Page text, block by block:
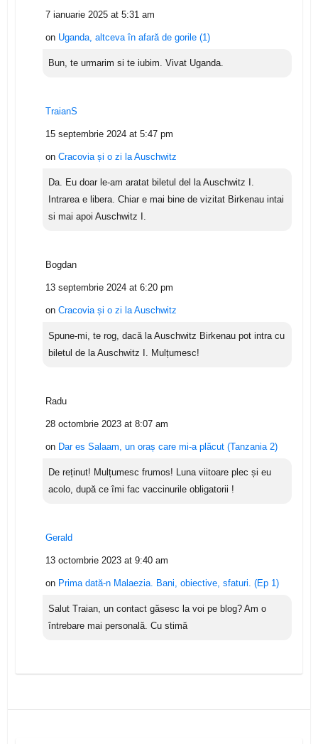
7 ianuarie 2025 at 5:31 am
on Uganda, altceva în afară de gorile (1)
Bun, te urmarim si te iubim. Vivat Uganda.
TraianS
15 septembrie 2024 at 5:47 pm
on Cracovia și o zi la Auschwitz
Da. Eu doar le-am aratat biletul del la Auschwitz I.
Intrarea e libera. Chiar e mai bine de vizitat Birkenau intai
si mai apoi Auschwitz I.
Bogdan
13 septembrie 2024 at 6:20 pm
on Cracovia și o zi la Auschwitz
Spune-mi, te rog, dacă la Auschwitz Birkenau pot intra cu
biletul de la Auschwitz I. Mulțumesc!
Radu
28 octombrie 2023 at 8:07 am
on Dar es Salaam, un oraș care mi-a plăcut (Tanzania 2)
De reținut! Mulțumesc frumos! Luna viitoare plec și eu
acolo, după ce îmi fac vaccinurile obligatorii !
Gerald
13 octombrie 2023 at 9:40 am
on Prima dată-n Malaezia. Bani, obiective, sfaturi. (Ep 1)
Salut Traian, un contact găsesc la voi pe blog? Am o
întrebare mai personală. Cu stimă